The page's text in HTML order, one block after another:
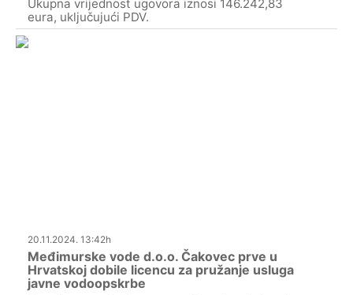
Ukupna vrijednost ugovora iznosi 146.242,83
eura, uključujući PDV.
20.11.2024. 13:42h
Međimurske vode d.o.o. Čakovec prve u
Hrvatskoj dobile licencu za pružanje usluga
javne vodoopskrbe